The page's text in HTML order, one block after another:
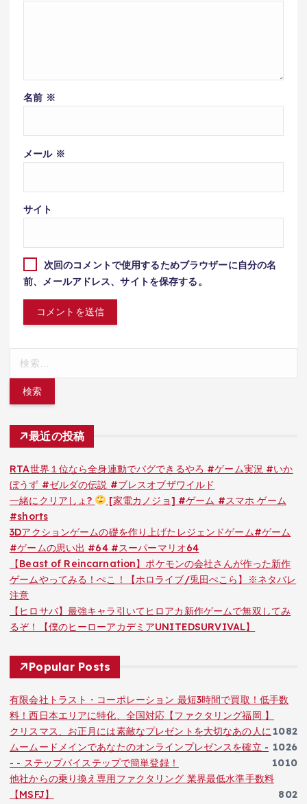
名前 ※
メール ※
サイト
次回のコメントで使用するためブラウザーに自分の名
前、メールアドレス、サイトを保存する。
最近の投稿
RTA世界１位なら全身連動でバグできるやろ #ゲーム実況 #いか
ぼうず #ゼルダの伝説 #ブレスオブザワイルド
一緒にクリアしょ?
[家電カノジョ] #ゲーム #スマホ ゲーム
#shorts
3Dアクションゲームの礎を作り上げたレジェンドゲーム#ゲーム
#ゲームの思い出 #64 #スーパーマリオ64
【Beast of Reincarnation】ポケモンの会社さんが作った新作
ゲームやってみる！ぺこ！【ホロライブ/兎田ぺこら】※ネタバレ
注意
【ヒロサバ】最強キャラ引いてヒロアカ新作ゲームで無双してみ
るぞ！【僕のヒーローアカデミアUNITEDSURVIVAL】
Popular Posts
有限会社トラスト・コーポレーション 最短3時間で買取！低手数
料！西日本エリアに特化、全国対応【ファクタリング福岡 】
1082
クリスマス、お正月には素敵なプレゼントを大切なあの人に
1026
ムームードメインであなたのオンラインプレゼンスを確立 -
- - ステップバイステップで簡単登録！
1010
他社からの乗り換え専用ファクタリング 業界最低水準手数料
【MSFJ】
802